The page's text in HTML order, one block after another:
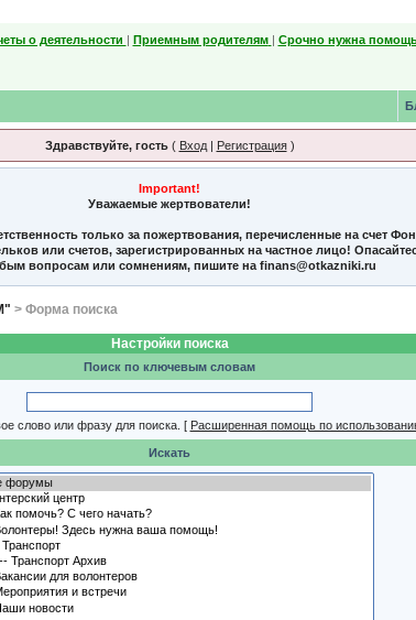
о деятельности | Приемным родителям | Срочно нужна
Здравствуйте, гость( Вход| Регистрация)
Important!
Уважаемые жертвователи!
только за пожертвования, перечисленные на счет
или счетов, зарегистрированных на частное лицо!
вопросам или сомнениям, пишите на finans@otkazniki.ru
> Форма поиска
Настройки поиска
Поиск по ключевым словам
слово или фразу для поиска. [ Расширенная помощь по
Искать